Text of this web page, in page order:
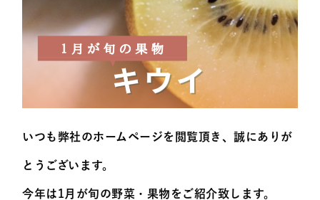
いつも弊社のホームページを閲覧頂き、誠にありが
とうございます。
今年は1月が旬の野菜・果物をご紹介致します。